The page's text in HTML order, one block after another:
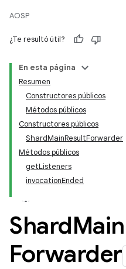
AOSP
¿Te resultó útil?
En esta página
Resumen
Constructores públicos
Métodos públicos
Constructores públicos
ShardMainResultForwarder
Métodos públicos
getListeners
invocationEnded
ShardMain
Forwarder